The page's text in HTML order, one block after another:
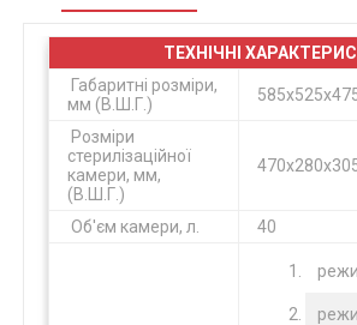
ТЕХНІЧНІ
Габаритні розміри,
мм (В.Ш.Г.)
Розміри
стерилізаційної
камери, мм,
(В.Ш.Г.)
Об'єм камери, л. 40